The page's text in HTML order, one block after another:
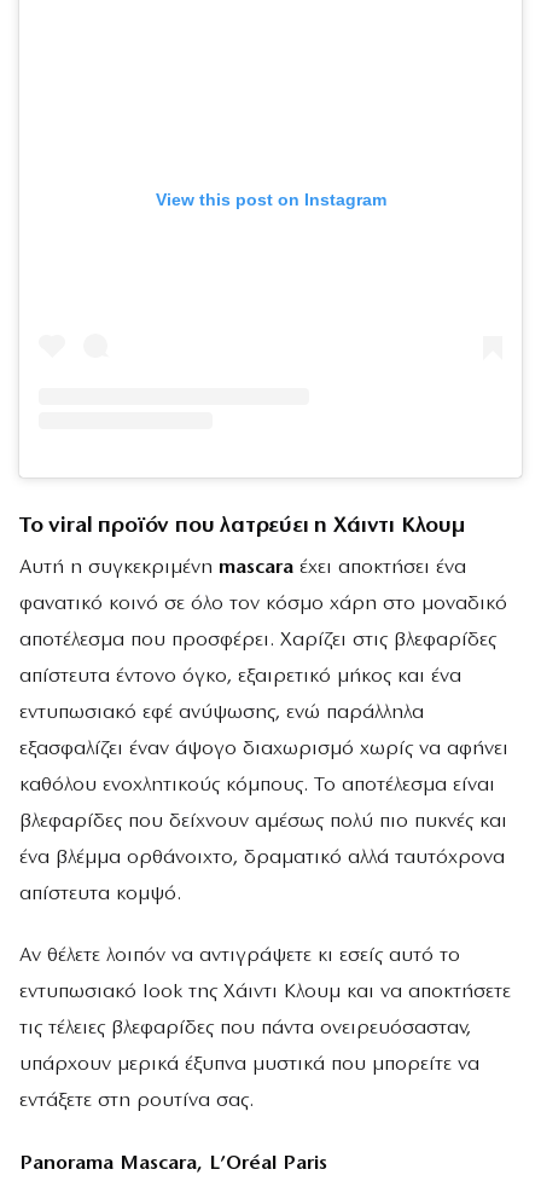
View this post on Instagram
Το viral προϊόν που λατρεύει η Χάιντι Κλουμ
Αυτή η συγκεκριμένη mascara έχει αποκτήσει ένα
φανατικό κοινό σε όλο τον κόσμο χάρη στο μοναδικό
αποτέλεσμα που προσφέρει. Χαρίζει στις βλεφαρίδες
απίστευτα έντονο όγκο, εξαιρετικό μήκος και ένα
εντυπωσιακό εφέ ανύψωσης, ενώ παράλληλα
εξασφαλίζει έναν άψογο διαχωρισμό χωρίς να αφήνει
καθόλου ενοχλητικούς κόμπους. Το αποτέλεσμα είναι
βλεφαρίδες που δείχνουν αμέσως πολύ πιο πυκνές και
ένα βλέμμα ορθάνοιχτο, δραματικό αλλά ταυτόχρονα
απίστευτα κομψό.
Αν θέλετε λοιπόν να αντιγράψετε κι εσείς αυτό το
εντυπωσιακό look της Χάιντι Κλουμ και να αποκτήσετε
τις τέλειες βλεφαρίδες που πάντα ονειρευόσασταν,
υπάρχουν μερικά έξυπνα μυστικά που μπορείτε να
εντάξετε στη ρουτίνα σας.
Panorama Mascara, L’Oréal Paris